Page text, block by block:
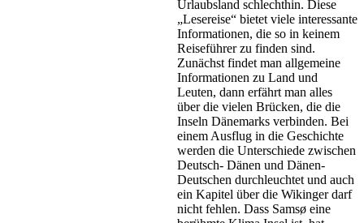
Urlaubsland schlechthin. Diese
„Lesereise“ bietet viele interessante
Informationen, die so in keinem
Reiseführer zu finden sind.
Zunächst findet man allgemeine
Informationen zu Land und
Leuten, dann erfährt man alles
über die vielen Brücken, die die
Inseln Dänemarks verbinden. Bei
einem Ausflug in die Geschichte
werden die Unterschiede zwischen
Deutsch- Dänen und Dänen-
Deutschen durchleuchtet und auch
ein Kapitel über die Wikinger darf
nicht fehlen. Dass Samsø eine